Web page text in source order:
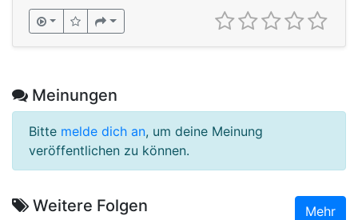
Meinungen
Bitte melde dich an, um deine Meinung
veröffentlichen zu können.
Weitere Folgen Mehr